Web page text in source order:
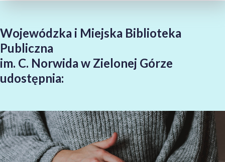
Wojewódzka i Miejska Biblioteka
Publiczna
im. C. Norwida w Zielonej Górze
udostępnia: